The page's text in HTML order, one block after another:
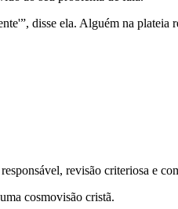
disse ela. Alguém na
revisão criteriosa e
cosmovisão cristã.